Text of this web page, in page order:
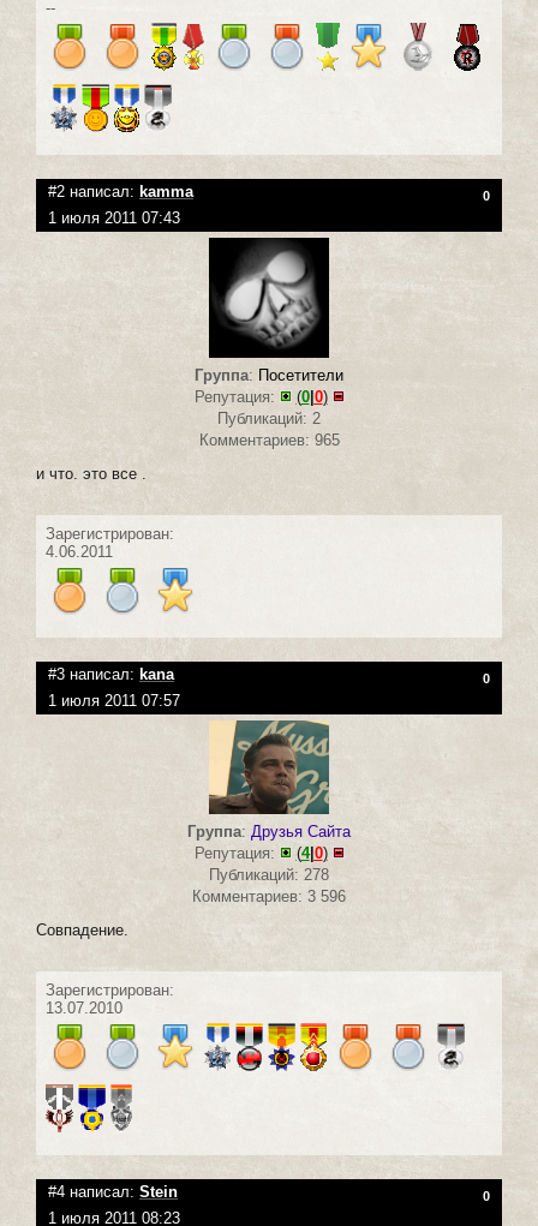
--
#2 написал: kamma 0
1 июля 2011 07:43
Группа: Посетители
Репутация:
(0| 0)
Публикаций: 2
Комментариев: 965
и что. это все .
Зарегистрирован:
4.06.2011
#3 написал: kana 0
1 июля 2011 07:57
Группа: Друзья Сайта
Репутация:
(4| 0)
Публикаций: 278
Комментариев: 3 596
Совпадение.
Зарегистрирован:
13.07.2010
#4 написал: Stein 0
1 июля 2011 08:23